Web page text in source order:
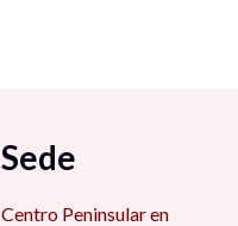
Sede
Centro Peninsular en